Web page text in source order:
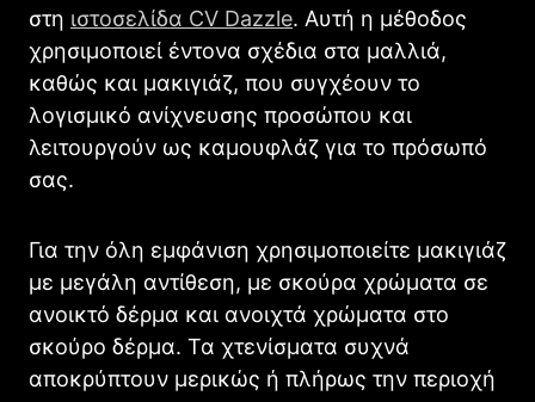
στη ιστοσελίδα CV Dazzle. Αυτή η μέθοδος
χρησιμοποιεί έντονα σχέδια στα μαλλιά,
καθώς και μακιγιάζ, που συγχέουν το
λογισμικό ανίχνευσης προσώπου και
λειτουργούν ως καμουφλάζ για το πρόσωπό
σας.
Για την όλη εμφάνιση χρησιμοποιείτε μακιγιάζ
με μεγάλη αντίθεση, με σκούρα χρώματα σε
ανοικτό δέρμα και ανοιχτά χρώματα στο
σκούρο δέρμα. Τα χτενίσματα συχνά
αποκρύπτουν μερικώς ή πλήρως την περιοχή